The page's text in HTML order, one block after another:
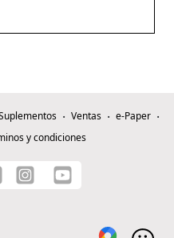
Ventas
e-Paper
y condiciones